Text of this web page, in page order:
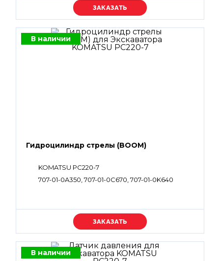
Уточняйте цену
В наличии
Гидроцилиндр стрелы (BOOM)
KOMATSU PC220-7
707-01-0A350, 707-01-0C670, 707-01-0K640
Уточняйте цену
В наличии